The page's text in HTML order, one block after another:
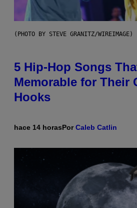
(PHOTO BY STEVE GRANITZ/WIREIMAGE)
5 Hip-Hop Songs
Memorable for Their
Hooks
hace 14 horasPorCaleb Catlin